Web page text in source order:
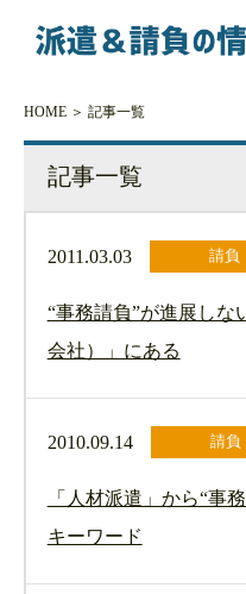
HOME＞ 記事一覧
記事一覧
2011.03.03 請負
“事務請負”が進展しな
会社）」にある
2010.09.14 請負
「人材派遣」から“事
キーワード